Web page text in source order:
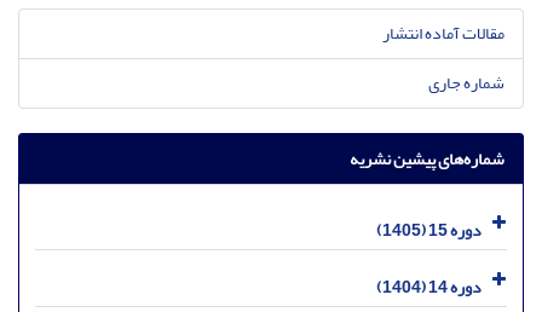
مقالات آماده انتشار
شماره جاری
شماره‌های پیشین نشریه
دوره 15 (1405)
دوره 14 (1404)